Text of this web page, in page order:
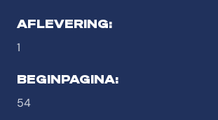
AFLEVERING:
1
BEGINPAGINA:
54